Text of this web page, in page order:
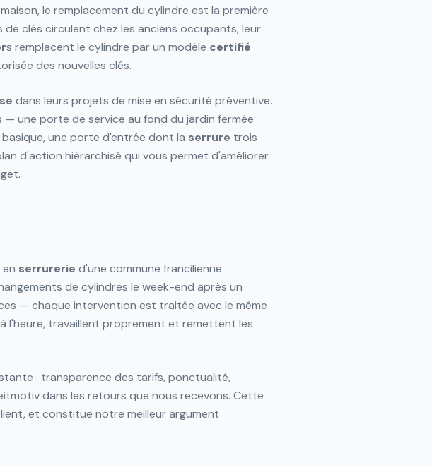
le remplacement du cylindre est la première
clés circulent chez les anciens occupants, leur
s remplacent le cylindre par un modèle certifié
des nouvelles clés.
dans leurs projets de mise en sécurité préventive.
une porte de service au fond du jardin fermée
une porte d'entrée dont la serrure trois
d'action hiérarchisé qui vous permet d'améliorer
serrurerie d'une commune francilienne
de cylindres le week-end après un
— chaque intervention est traitée avec le même
l'heure, travaillent proprement et remettent les
: transparence des tarifs, ponctualité,
dans les retours que nous recevons. Cette
et constitue notre meilleur argument